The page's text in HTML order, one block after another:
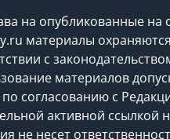
на опубликованные на
материалы
с
материалов
согласованию с
активной ссылкой
не несет